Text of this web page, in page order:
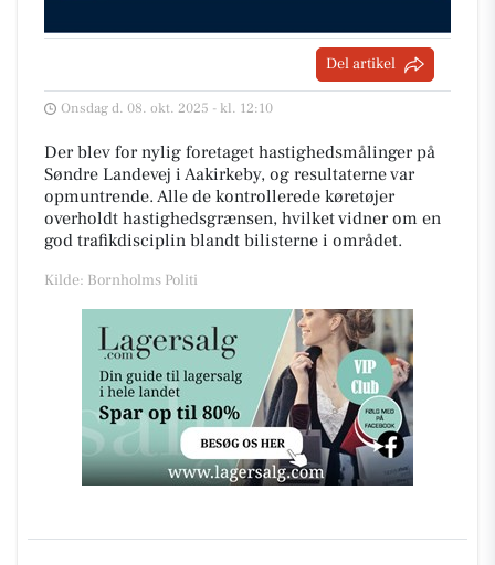
Del artikel
Onsdag d. 08. okt. 2025 - kl. 12:10
Der blev for nylig foretaget hastighedsmålinger på
Søndre Landevej i Aakirkeby, og resultaterne var
opmuntrende. Alle de kontrollerede køretøjer
overholdt hastighedsgrænsen, hvilket vidner om en
god trafikdisciplin blandt bilisterne i området.
Kilde: Bornholms Politi